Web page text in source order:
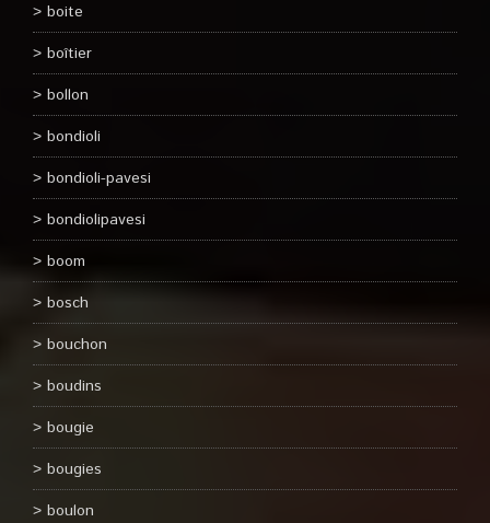
boite
boîtier
bollon
bondioli
bondioli-pavesi
bondiolipavesi
boom
bosch
bouchon
boudins
bougie
bougies
boulon